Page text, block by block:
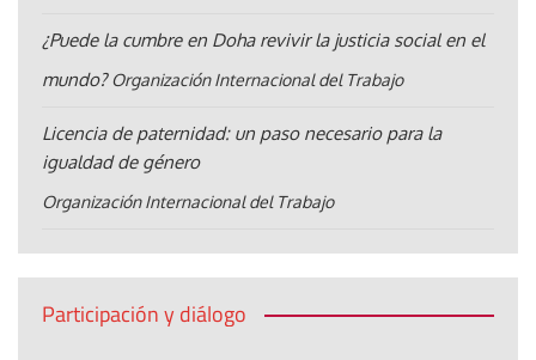
¿Puede la cumbre en Doha revivir la justicia social en el
mundo? Organización Internacional del Trabajo
Licencia de paternidad: un paso necesario para la
igualdad de género
Organización Internacional del Trabajo
Participación y diálogo